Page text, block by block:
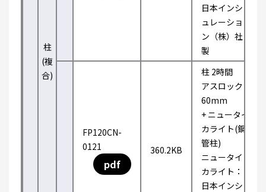
柱
(複
合)
日本インシ
ュレーショ
ン（株）社
製
FP120CN-
0121
pdf
360.2KB
柱 2時間
アスロック
60mm
+ ニュータイ
カライト(鋼
管柱)
ニュータイ
カライト：
日本インシ